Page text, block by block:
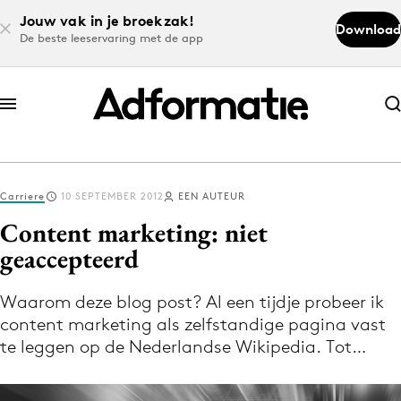
Jouw vak in je broekzak!
De beste leeservaring met de app
Download
Abonneer nu
Abonneer nu
Log in
Volg het laatste nieuws via de Adformatie
Nieuws app
Carriere 10 SEPTEMBER 2012 EEN AUTEUR
Content marketing: niet
geaccepteerd
Waarom deze blog post? Al een tijdje probeer ik
content marketing als zelfstandige pagina vast
te leggen op de Nederlandse Wikipedia. Tot…